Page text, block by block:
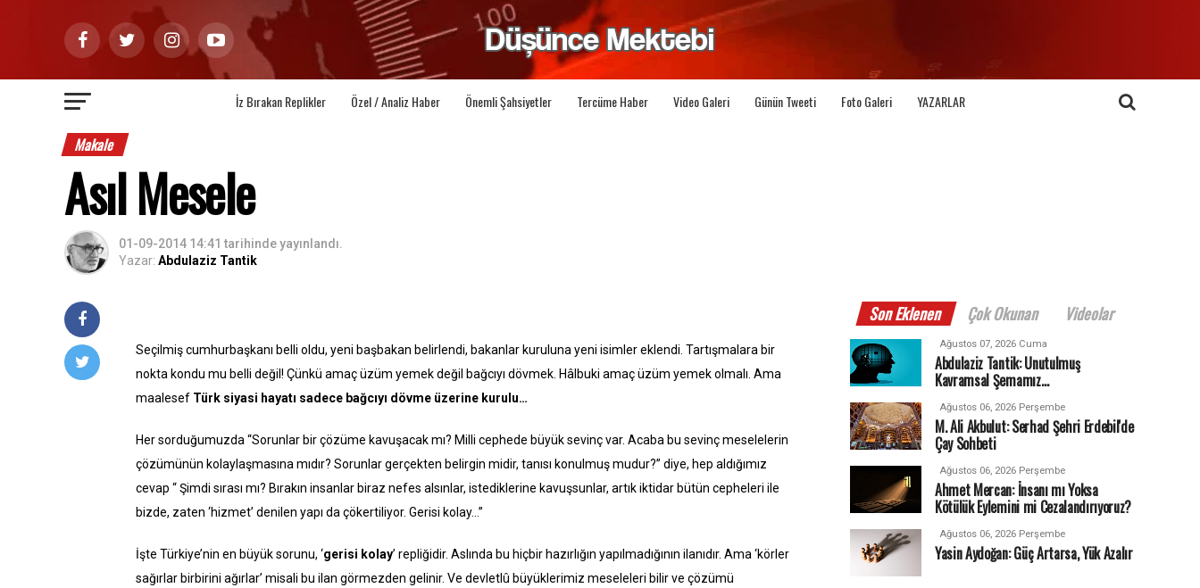
İz Bırakan Replikler Özel / Analiz Haber Önemli Şahsiyetler Tercüme Haber Video Galeri Günün Tweeti Foto Galeri YAZARLAR
Makale
Asıl Mesele
01-09-2014 14:41 tarihinde yayınlandı.
Yazar: Abdulaziz Tantik
Seçilmiş cumhurbaşkanı belli oldu, yeni başbakan belirlendi, bakanlar kuruluna yeni isimler eklendi. Tartışmalara bir
nokta kondu mu belli değil! Çünkü amaç üzüm yemek değil bağcıyı dövmek. Hâlbuki amaç üzüm yemek olmalı. Ama
maalesef Türk siyasi hayatı sadece bağcıyı dövme üzerine kurulu…
Her sorduğumuzda “Sorunlar bir çözüme kavuşacak mı? Milli cephede büyük sevinç var. Acaba bu sevinç meselelerin
çözümünün kolaylaşmasına mıdır? Sorunlar gerçekten belirgin midir, tanısı konulmuş mudur?” diye, hep aldığımız
cevap “ Şimdi sırası mı? Bırakın insanlar biraz nefes alsınlar, istediklerine kavuşsunlar, artık iktidar bütün cepheleri ile
bizde, zaten ‘hizmet’ denilen yapı da çökertiliyor. Gerisi kolay…”
İşte Türkiye’nin en büyük sorunu, ‘gerisi kolay’ repliğidir. Aslında bu hiçbir hazırlığın yapılmadığının ilanıdır. Ama ‘körler
sağırlar birbirini ağırlar’ misali bu ilan görmezden gelinir. Ve devletlû büyüklerimiz meseleleri bilir ve çözümü
Son Eklenen Çok Okunan Videolar
Ağustos 07, 2026 Cuma
Abdulaziz Tantik: Unutulmuş
Kavramsal Şemamız…
Ağustos 06, 2026 Perşembe
M. Ali Akbulut: Serhad Şehri Erdebil'de
Çay Sohbeti
Ağustos 06, 2026 Perşembe
Ahmet Mercan: İnsanı mı Yoksa
Kötülük Eylemini mi Cezalandırıyoruz?
Ağustos 06, 2026 Perşembe
Yasin Aydoğan: Güç Artarsa, Yük Azalır